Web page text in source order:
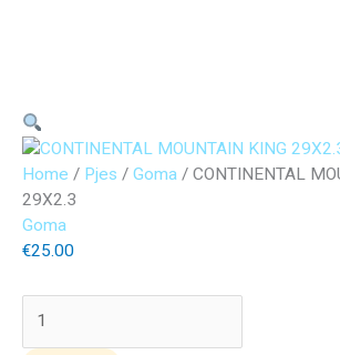
Home / Pjes / Goma / CONTINENTAL
29X2.3
Goma
€25.00
CONTINENTAL
MOUNTAIN
KING
29X2.3
quantity